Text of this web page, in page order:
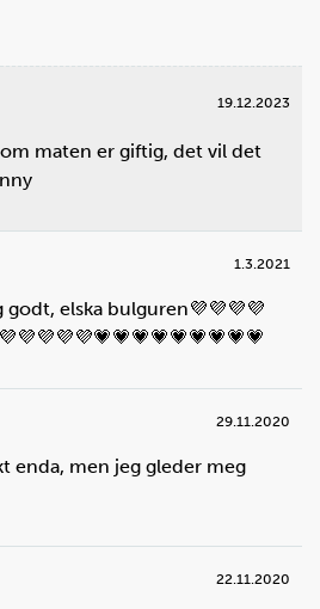
tom ovn.
°C. Bruk over- og
19.12.2023
maten er giftig, det vil det
1.3.2021
godt, elska bulguren💜💜💜💜
29.11.2020
enda, men jeg gleder meg
22.11.2020